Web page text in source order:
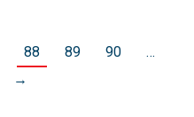
88 89 90
…
→